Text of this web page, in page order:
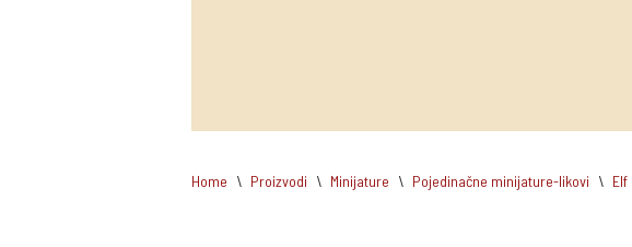
Home \ Proizvodi \ Minijature \ Pojedinačne minijature-likovi \ Elf